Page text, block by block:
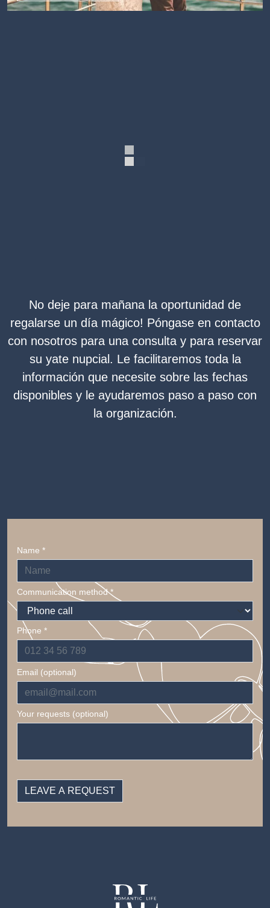
No deje para mañana la oportunidad de
regalarse un día mágico! Póngase en contacto
con nosotros para una consulta y para reservar
su yate nupcial. Le facilitaremos toda la
información que necesite sobre las fechas
disponibles y le ayudaremos paso a paso con
la organización.
Name *
Communication method *
Phone *
Email (optional)
Your requests (optional)